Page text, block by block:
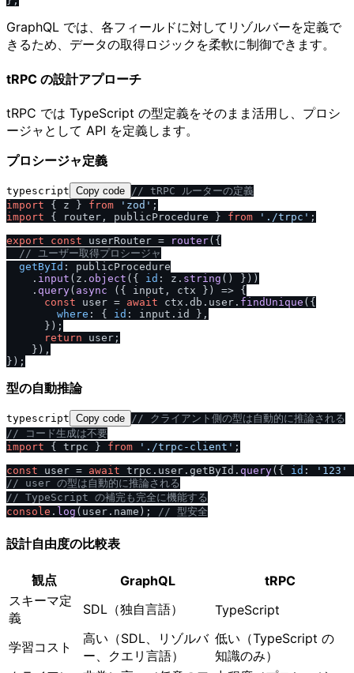
GraphQL では、各フィールドに対してリゾルバーを定義で
きるため、データの取得ロジックを柔軟に制御できます。
tRPC の設計アプローチ
tRPC では TypeScript の型定義をそのまま活用し、プロシ
ージャとして API を定義します。
プロシージャ定義
typescript Copy code / / tRPC ルーターの定義
import { z } from 'zod'
import { router, publicProcedure } from '. /trpc' ;
export
const userRouter = router({
/ / ユーザー取得プロシージャ
getById : publicProcedure
    .
input (z. object ({ id : z. string () }))
    .
query( async ({ input, ctx }) => {
const user = await ctx. db . user . findUnique ({
where : { id : input. id
},
      });
return user;
    }),
型の自動推論
typescript Copy code / / クライアント側の型は自動的に推論される
/ / コード生成は不要
import { trpc } from '. /trpc-client' ;
const user = await trpc. user . getById . query({ id :
'123'
/ / user の型は自動的に推論される
/ / TypeScript の補完も完全に機能する
console . log (user. name ); / / 型安全
設計自由度の比較表
観点 GraphQL
tRPC
スキーマ定
義
SDL（独自言語） TypeScript
学習コスト
高い（SDL、リゾルバ
ー、クエリ言語）
低い（TypeScript の
知識のみ）